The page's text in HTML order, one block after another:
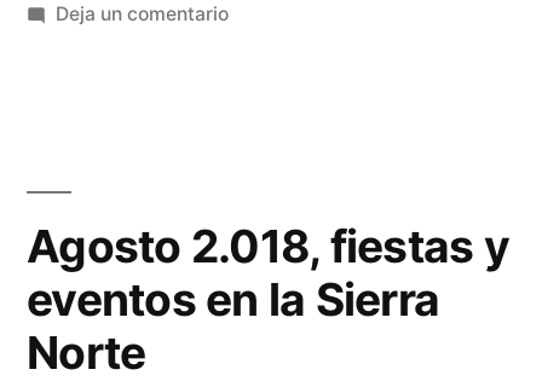
Deja un comentarioen
Agosto 2.018, fiestas y
eventos en la Sierra
Norte